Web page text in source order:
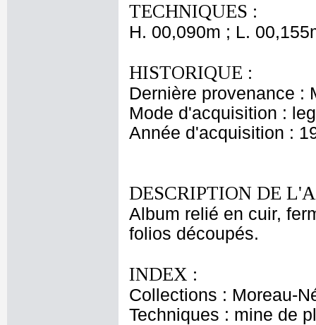
TECHNIQUES :
H. 00,090m ; L.
HISTORIQUE :
Dernière provenance :
Mode d'acquisition :
Année d'acquisition :
DESCRIPTION DE
Album relié en cuir,
folios découpés.
INDEX :
Collections : Moreau-
Techniques : mine de